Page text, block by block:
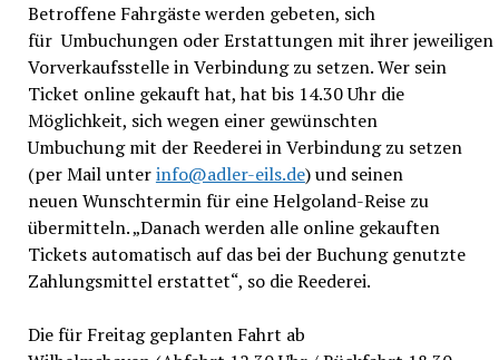
Betroffene Fahrgäste werden gebeten, sich
für Umbuchungen oder Erstattungen mit ihrer jeweiligen
Vorverkaufsstelle in Verbindung zu setzen. Wer sein
Ticket online gekauft hat, hat bis 14.30 Uhr die
Möglichkeit, sich wegen einer gewünschten
Umbuchung mit der Reederei in Verbindung zu setzen
(per Mail unterinfo@adler-eils.de) und seinen
neuen Wunschtermin für eine Helgoland-Reise zu
übermitteln. „Danach werden alle online gekauften
Tickets automatisch auf das bei der Buchung genutzte
Zahlungsmittel erstattet“, so die Reederei.
Die für Freitag geplanten Fahrt ab